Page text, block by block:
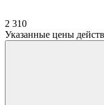
2 310
Указанные цены